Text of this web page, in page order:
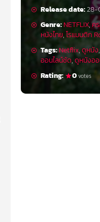
Release date:28-
Genre:NETFLIX,ค
หนังไทย,โรแมนติก
Tags:Netflix,ดูหนัง
ออนไลน์ชัด,ดูหนังอ
Rating:
0votes